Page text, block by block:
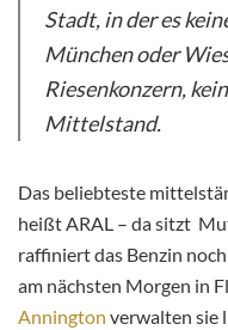
Stadt, in der es
München oder
Riesenkonzern,
Mittelstand.
Das beliebteste
heißt ARAL – da sitzt
raffiniert das Benzin
am nächsten Morgen in
Annington verwalten sie